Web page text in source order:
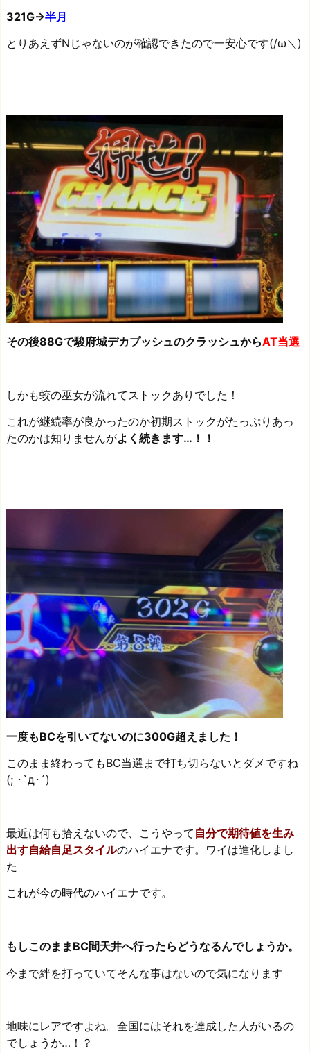
321G→半月
とりあえずNじゃないのが確認できたので一安心です(/ω＼)
その後88Gで駿府城デカプッシュのクラッシュからAT当選
しかも蛟の巫女が流れてストックありでした！
これが継続率が良かったのか初期ストックがたっぷりあっ
たのかは知りませんがよく続きます…！！
一度もBCを引いてないのに300G超えました！
このまま終わってもBC当選まで打ち切らないとダメですね
(; ･`д･´)
最近は何も拾えないので、こうやって 自分で期待値を生み
出す自給自足スタイルのハイエナです。ワイは進化しまし
た
これが今の時代のハイエナです。
もしこのままBC間天井へ行ったらどうなるんでしょうか。
今まで絆を打っていてそんな事はないので気になります
地味にレアですよね。全国にはそれを達成した人がいるの
でしょうか…！？